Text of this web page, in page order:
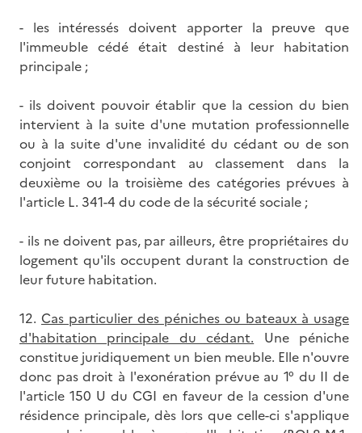
- les intéressés doivent apporter la preuve que
l'immeuble cédé était destiné à leur habitation
principale ;
- ils doivent pouvoir établir que la cession du bien
intervient à la suite d'une mutation professionnelle
ou à la suite d'une invalidité du cédant ou de son
conjoint correspondant au classement dans la
deuxième ou la troisième des catégories prévues à
l'article L. 341-4 du code de la sécurité sociale ;
- ils ne doivent pas, par ailleurs, être propriétaires du
logement qu'ils occupent durant la construction de
leur future habitation.
12. Cas particulier des péniches ou bateaux à usage
d'habitation principale du cédant. Une péniche
constitue juridiquement un bien meuble. Elle n'ouvre
donc pas droit à l'exonération prévue au 1° du II de
l'article 150 U du CGI en faveur de la cession d'une
résidence principale, dès lors que celle-ci s'applique